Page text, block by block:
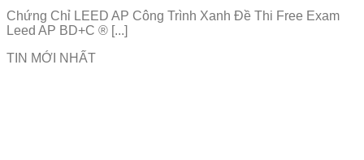
Chứng Chỉ LEED AP Công Trình Xanh Đề Thi Free Exam
Leed AP BD+C ® [...]
TIN MỚI NHẤT